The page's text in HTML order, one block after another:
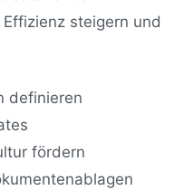
steigern und
definieren
fördern